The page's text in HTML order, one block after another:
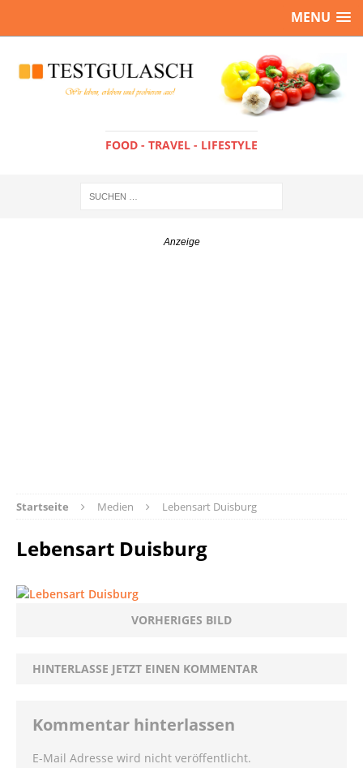
MENU
FOOD - TRAVEL - LIFESTYLE
Startseite Medien Lebensart Duisburg
Lebensart Duisburg
VORHERIGES BILD
HINTERLASSE JETZT EINEN KOMMENTAR
Kommentar hinterlassen
E-Mail Adresse wird nicht veröffentlicht.